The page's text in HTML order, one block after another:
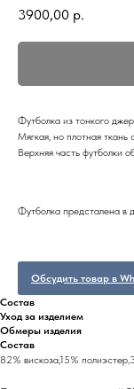
3900,00 р.
Футболка из тонкого
Мягкая, но плотная
Верхняя часть футболки
Футболка предсталена в
Обсудить товар в
Состав
Уход за изделием
Обмеры изделия
Состав
82% вискоза,15%